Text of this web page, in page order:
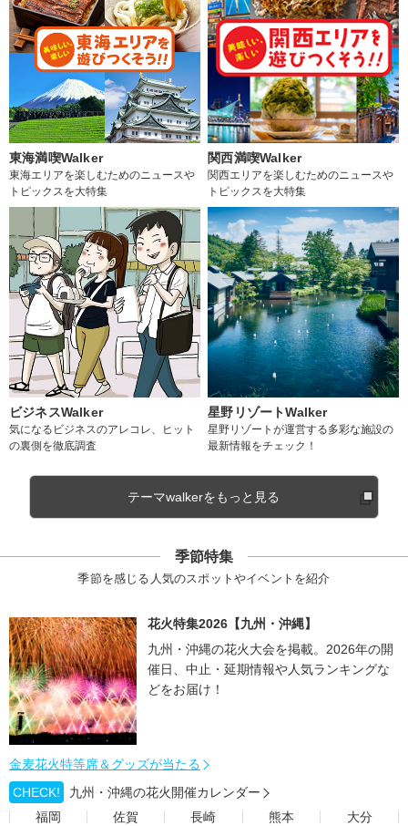
東海満喫Walker
東海エリアを楽しむためのニュースや
トピックスを大特集
関西満喫Walker
関西エリアを楽しむためのニュースや
トピックスを大特集
ビジネスWalker
気になるビジネスのアレコレ、ヒット
の裏側を徹底調査
星野リゾートWalker
星野リゾートが運営する多彩な施設の
最新情報をチェック！
テーマwalkerをもっと見る
季節特集
季節を感じる人気のスポットやイベントを紹介
花火特集2026【九州・沖縄】
九州・沖縄の花火大会を掲載。2026年の開
催日、中止・延期情報や人気ランキングな
どをお届け！
金麦花火特等席＆グッズが当たる
CHECK!
九州・沖縄の花火開催カレンダー
福岡
佐賀 長崎 熊本
大分